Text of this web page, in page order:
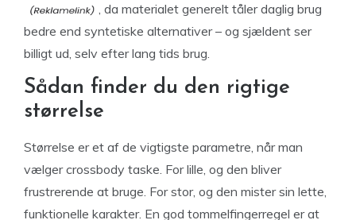
, da materialet generelt tåler daglig brug
bedre end syntetiske alternativer – og sjældent ser
billigt ud, selv efter lang tids brug.
Sådan finder du den rigtige
størrelse
Størrelse er et af de vigtigste parametre, når man
vælger crossbody taske. For lille, og den bliver
frustrerende at bruge. For stor, og den mister sin lette,
funktionelle karakter. En god tommelfingerregel er at